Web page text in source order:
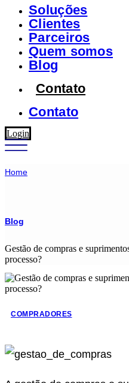
Soluções
Clientes
Parceiros
Quem somos
Blog
Contato
Contato
Login
Home
Blog
Gestão de compras e
processo?
COMPRADORES